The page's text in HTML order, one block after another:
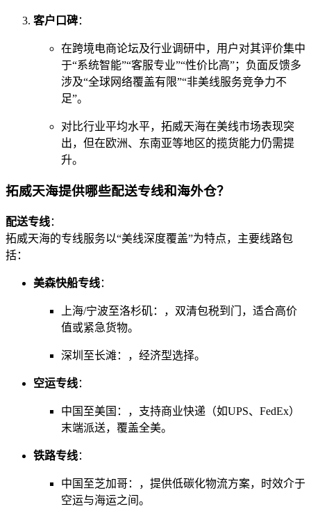
客户口碑：
在跨境电商论坛及行业调研中，用户对其评价集中
于“系统智能”“客服专业”“性价比高”；负面反馈多
涉及“全球网络覆盖有限”“非美线服务竞争力不
足”。
对比行业平均水平，拓威天海在美线市场表现突
出，但在欧洲、东南亚等地区的揽货能力仍需提
升。
拓威天海提供哪些配送专线和海外仓？
配送专线：
拓威天海的专线服务以“美线深度覆盖”为特点，主要线路包
括：
美森快船专线：
上海/宁波至洛杉矶：，双清包税到门，适合高价
值或紧急货物。
深圳至长滩：，经济型选择。
空运专线：
中国至美国：，支持商业快递（如UPS、FedEx）
末端派送，覆盖全美。
铁路专线：
中国至芝加哥：，提供低碳化物流方案，时效介于
空运与海运之间。